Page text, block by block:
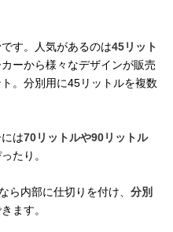
です。人気があるのは45リット
ーから様々なデザインが販売
。分別用に45リットルを複数
は70リットルや90リットル
たり。
ら内部に仕切りを付け、 分別
ます。